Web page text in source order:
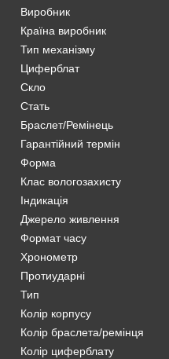
Виробник
Країна виробник
Тип механізму
Циферблат
Скло
Стать
Браслет/Ремінець
Гарантійний термін
Форма
Клас вологозахисту
Індикація
Джерело живлення
Формат часу
Хронометр
Протиударні
Тип
Колір корпусу
Колір браслета/ремінця
Колір циферблату